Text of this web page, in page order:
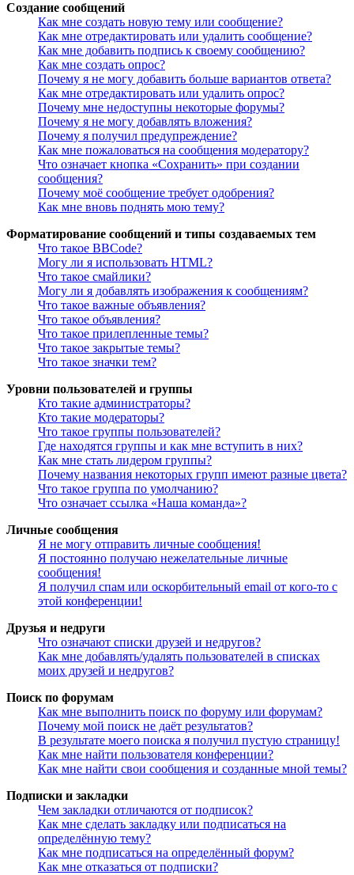
Создание сообщений
Как мне создать новую тему или сообщение?
Как мне отредактировать или удалить сообщение?
Как мне добавить подпись к своему сообщению?
Как мне создать опрос?
Почему я не могу добавить больше вариантов ответа?
Как мне отредактировать или удалить опрос?
Почему мне недоступны некоторые форумы?
Почему я не могу добавлять вложения?
Почему я получил предупреждение?
Как мне пожаловаться на сообщения модератору?
Что означает кнопка «Сохранить» при создании
сообщения?
Почему моё сообщение требует одобрения?
Как мне вновь поднять мою тему?
Форматирование сообщений и типы создаваемых тем
Что такое BBCode?
Могу ли я использовать HTML?
Что такое смайлики?
Могу ли я добавлять изображения к сообщениям?
Что такое важные объявления?
Что такое объявления?
Что такое прилепленные темы?
Что такое закрытые темы?
Что такое значки тем?
Уровни пользователей и группы
Кто такие администраторы?
Кто такие модераторы?
Что такое группы пользователей?
Где находятся группы и как мне вступить в них?
Как мне стать лидером группы?
Почему названия некоторых групп имеют разные цвета?
Что такое группа по умолчанию?
Что означает ссылка «Наша команда»?
Личные сообщения
Я не могу отправить личные сообщения!
Я постоянно получаю нежелательные личные
сообщения!
Я получил спам или оскорбительный email от кого-то с
этой конференции!
Друзья и недруги
Что означают списки друзей и недругов?
Как мне добавлять/удалять пользователей в списках
моих друзей и недругов?
Поиск по форумам
Как мне выполнить поиск по форуму или форумам?
Почему мой поиск не даёт результатов?
В результате моего поиска я получил пустую страницу!
Как мне найти пользователя конференции?
Как мне найти свои сообщения и созданные мной темы?
Подписки и закладки
Чем закладки отличаются от подписок?
Как мне сделать закладку или подписаться на
определённую тему?
Как мне подписаться на определённый форум?
Как мне отказаться от подписки?